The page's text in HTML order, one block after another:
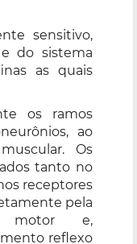
sensitivo,
do sistema
as quais
os ramos
ao
Os
tanto no
receptores
pela
motor e,
reflexo